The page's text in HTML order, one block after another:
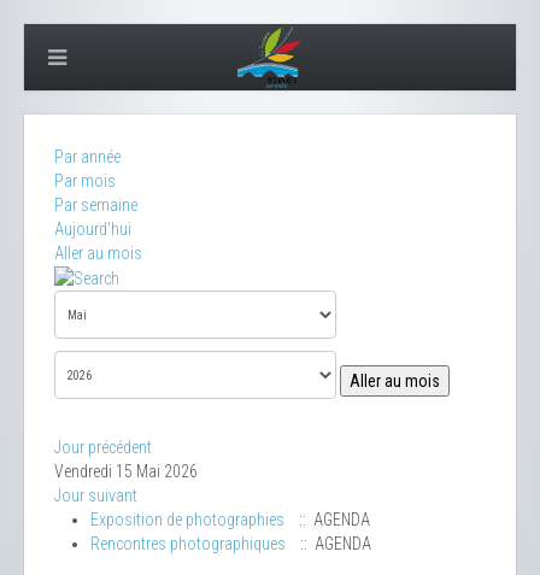
Par année
Par mois
Par semaine
Aujourd'hui
Aller au mois
Aller au mois
Jour précédent
Vendredi 15 Mai 2026
Jour suivant
Exposition de photographies
:: AGENDA
Rencontres photographiques
:: AGENDA